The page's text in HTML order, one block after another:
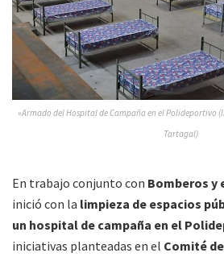
»Armado del Hospital de Campaña en el Polideportivo
Tartagal)
En trabajo conjunto con Bomberos y
inició con la limpieza de espacios
un hospital de campaña en el
iniciativas planteadas en el Comité